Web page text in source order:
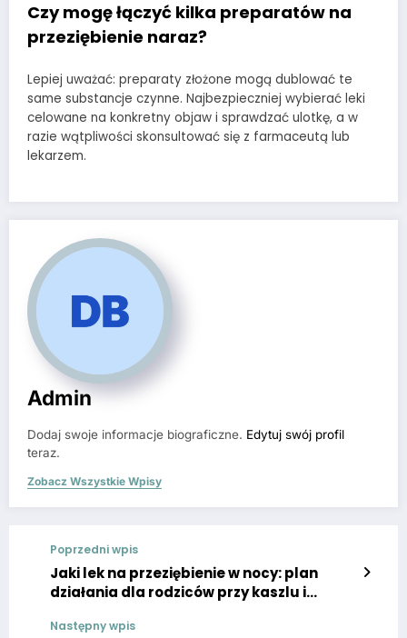
Czy mogę łączyć kilka preparatów na
przeziębienie naraz?
Lepiej uważać: preparaty złożone mogą dublować te
same substancje czynne. Najbezpieczniej wybierać leki
celowane na konkretny objaw i sprawdzać ulotkę, a w
razie wątpliwości skonsultować się z farmaceutą lub
lekarzem.
Admin
Dodaj swoje informacje biograficzne. Edytuj swój profil
teraz.
Zobacz Wszystkie Wpisy
Poprzedni wpis
Jaki lek na przeziębienie w nocy: plan
działania dla rodziców przy kaszlu i
Następny wpis